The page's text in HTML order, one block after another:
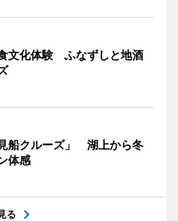
文化体験 ふなずしと地酒
船クルーズ」 湖上から冬
体感
る